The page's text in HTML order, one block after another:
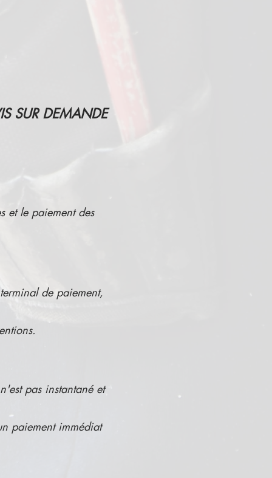
SUR DEMANDE
et le paiement des
de paiement,
pas instantané et
paiement immédiat